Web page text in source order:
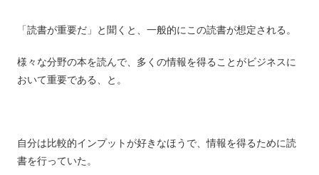
「読書が重要だ」と聞くと、一般的にこの読書が想定される。
様々な分野の本を読んで、多くの情報を得ることがビジネスに
おいて重要である、と。
自分は比較的インプットが好きなほうで、情報を得るために読
書を行っていた。